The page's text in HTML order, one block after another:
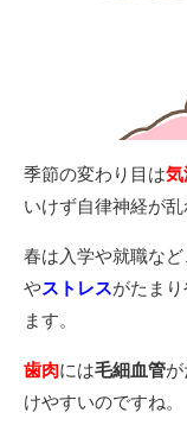
季節の変わり目は気
いけず自律神経が乱
春は入学や就職など
やストレスがたま
ます。
歯肉には毛細血管
けやすいのですね。